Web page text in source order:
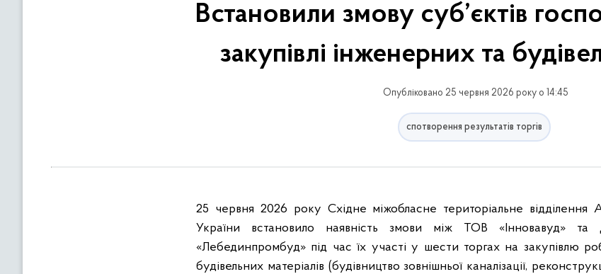
Встановили змову суб’єктів
закупівлі інженерних та
Опубліковано 25 червня 2026 року о 14:45
спотворення результатів торгів
25 червня 2026 року Східне міжобласне територіальне відділення
України встановило наявність змови між ТОВ «Інновавуд»
«Лебединпромбуд» під час їх участі у шести торгах на закупівлю
будівельних матеріалів (будівництво зовнішньої каналізації,